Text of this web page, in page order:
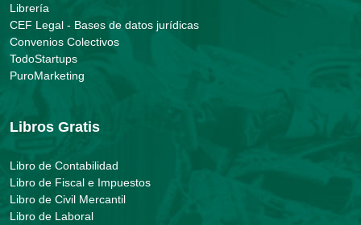
Librería
CEF Legal - Bases de datos jurídicas
Convenios Colectivos
TodoStartups
PuroMarketing
Libros Gratis
Libro de Contabilidad
Libro de Fiscal e Impuestos
Libro de Civil Mercantil
Libro de Laboral